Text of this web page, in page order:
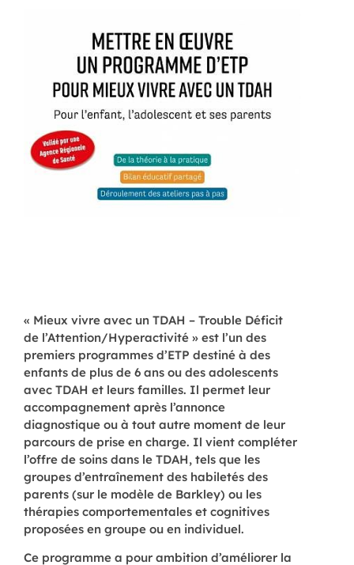
« Mieux vivre avec un TDAH – Trouble Déficit
de l’Attention/Hyperactivité » est l’un des
premiers programmes d’ETP destiné à des
enfants de plus de 6 ans ou des adolescents
avec TDAH et leurs familles. Il permet leur
accompagnement après l’annonce
diagnostique ou à tout autre moment de leur
parcours de prise en charge. Il vient compléter
l’offre de soins dans le TDAH, tels que les
groupes d’entraînement des habiletés des
parents (sur le modèle de Barkley) ou les
thérapies comportementales et cognitives
proposées en groupe ou en individuel.
Ce programme a pour ambition d’améliorer la